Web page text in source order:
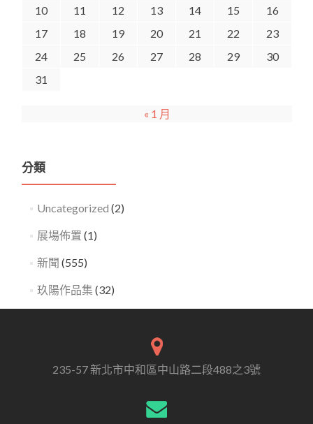
10
11 12 13 14 15
16
17
18 19 20 21 22
23
24
25 26 27 28 29
30
31
« 1 月
分類
Uncategorized (2)
展場佈置 (1)
新聞 (555)
玖陽作品集 (32)
235-57 新北市中和區中山路二段488之3號